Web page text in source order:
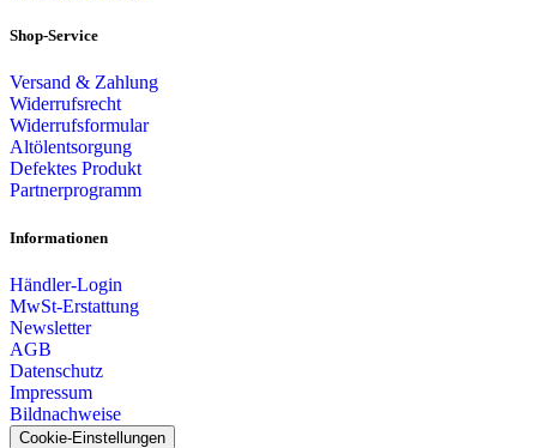
Shop-Service
Versand & Zahlung
Widerrufsrecht
Widerrufsformular
Altölentsorgung
Defektes Produkt
Partnerprogramm
Informationen
Händler-Login
MwSt-Erstattung
Newsletter
AGB
Datenschutz
Impressum
Bildnachweise
Cookie-Einstellungen